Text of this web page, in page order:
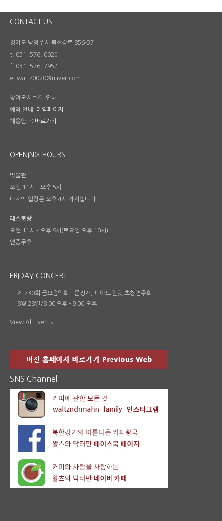
CONTACT US
경기도 남양주시 북한강로 856-37
t. 031. 576. 0020
f. 031. 576. 7957
e. waltz0020@naver.com
찾아오시는길: 안내
예약 안내: 예약페이지
채용안내: 바로가기
OPENING HOURS
박물관
오전 11시 – 오후 5시
마지막 입장은 오후 4시 까지입니다.
레스토랑
오전 11시 – 오후 9시(토요일 오후 10시)
연중무휴
FRIDAY CONCERT
제 730회 금요음악회 – 문정재, 피아노 퀸텟 초청연주회
8월 28일/8:00 오후 - 9:00 오후
View All Events
SNS Channel